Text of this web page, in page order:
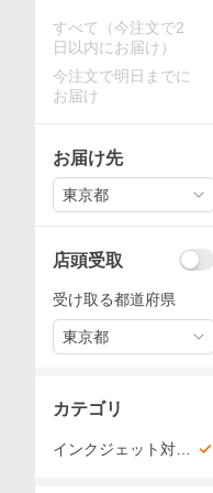
すべて（今注文で2
日以内にお届け）
今注文で明日までに
お届け
お届け先
東京都
店頭受取
受け取る都道府県
東京都
カテゴリ
インクジェット対応